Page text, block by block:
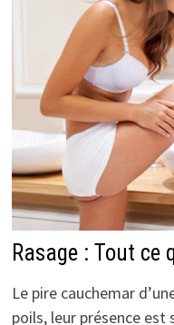
Rasage : Tout ce
Le pire cauchemar
poils, leur présence est